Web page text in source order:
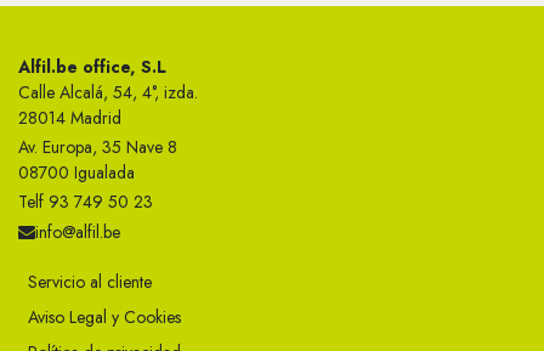
Alfil.be office, S.L
Calle Alcalá, 54, 4°, izda.
28014 Madrid
Av. Europa, 35 Nave 8
08700 Igualada
Telf 93 749 50 23
info@alfil.be
Servicio al cliente
Aviso Legal y Cookies